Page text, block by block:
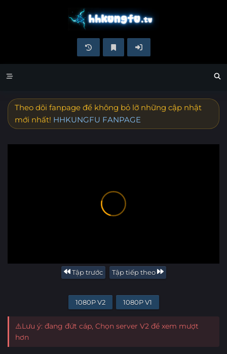
Theo dõi fanpage để không bỏ lỡ những cập nhật
mới nhất! HHKUNGFU FANPAGE
Tập trước Tập tiếp theo
1080P V2 1080P V1
⚠️Lưu ý: đang đứt cáp, Chọn server V2 để xem mượt
hơn